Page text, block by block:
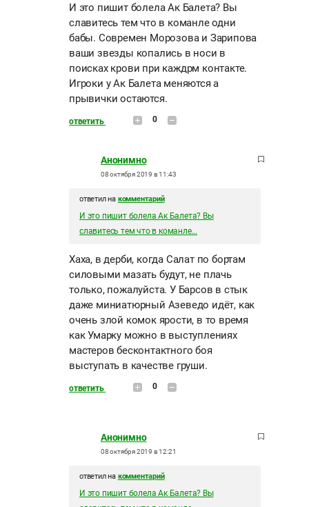
И это пишит болела Ак Балета? Вы
славитесь тем что в команле одни
бабы. Современ Морозова и Зарипова
ваши звезды копались в носи в
поисках крови при каждрм контакте.
Игроки у Ак Балета меняются а
прывички остаются.
ответить 0
Анонимно
08 октября 2019 в 11:43
ответил на комментарий
И это пишит болела Ак Балета? Вы
славитесь тем что в команле...
Хаха, в дерби, когда Салат по бортам
силовыми мазать будут, не плачь
только, пожалуйста. У Барсов в стык
даже миниатюрный Азеведо идёт, как
очень злой комок ярости, в то время
как Умарку можно в выступлениях
мастеров бесконтактного боя
выступать в качестве груши.
ответить 0
Анонимно
08 октября 2019 в 12:21
ответил на комментарий
И это пишит болела Ак Балета? Вы